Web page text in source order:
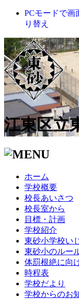
PCモードで画
り替え
江東区立
ホーム
学校概要
校長あいさつ
校長室から
目標・計画
学校紹介
東砂小学校い
東砂小のルー
体罰根絶に向
時程表
学校だより
学校からのお